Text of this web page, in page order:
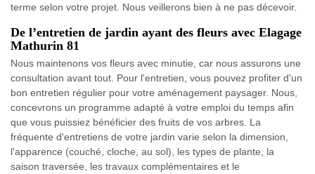
terme selon votre projet. Nous veillerons bien à ne pas décevoir.
De l’entretien de jardin ayant des fleurs avec Elagage
Mathurin 81
Nous maintenons vos fleurs avec minutie, car nous assurons une
consultation avant tout. Pour l'entretien, vous pouvez profiter d'un
bon entretien régulier pour votre aménagement paysager. Nous,
concevrons un programme adapté à votre emploi du temps afin
que vous puissiez bénéficier des fruits de vos arbres. La
fréquente d'entretiens de votre jardin varie selon la dimension,
l'apparence (couché, cloche, au sol), les types de plante, la
saison traversée, les travaux complémentaires et le